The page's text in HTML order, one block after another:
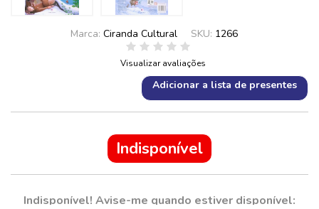
Marca: Ciranda Cultural SKU: 1266
Visualizar avaliações
Adicionar a lista de presentes
Indisponível
Indisponível! Avise-me quando estiver disponível: